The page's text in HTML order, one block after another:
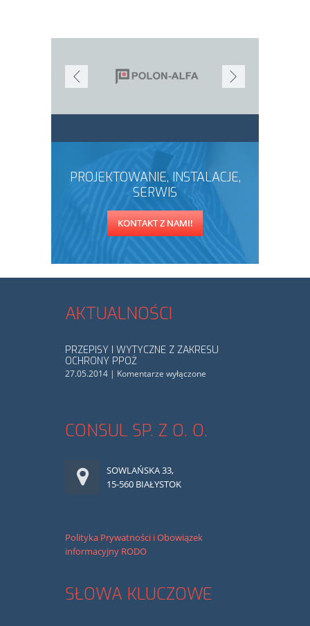
PROJEKTOWANIE, INSTALACJE,
SERWIS
KONTAKT Z NAMI!
AKTUALNOŚCI
PRZEPISY I WYTYCZNE Z ZAKRESU
OCHRONY PPOŻ
27.05.2014 | Komentarze wyłączone
CONSUL SP. Z O. O.
SOWLAŃSKA 33,
15-560 BIAŁYSTOK
Polityka Prywatności i Obowiązek
informacyjny RODO
SŁOWA KLUCZOWE